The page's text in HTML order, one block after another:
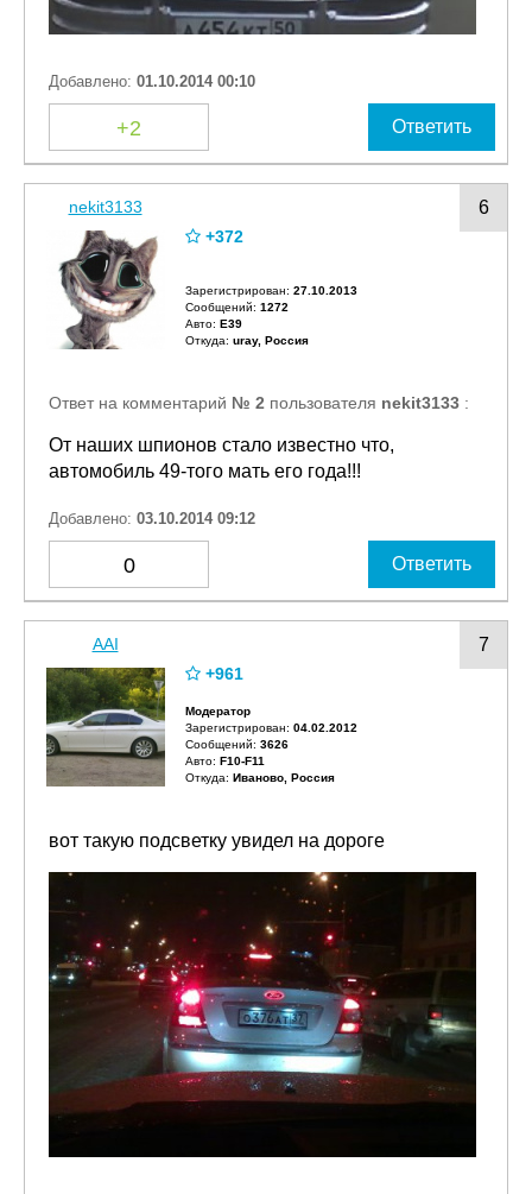
Добавлено: 01.10.2014 00:10
+2 Ответить
6
nekit3133
+372
Зарегистрирован: 27.10.2013
Сообщений: 1272
Авто: E39
Откуда: uray, Россия
Ответ на комментарий № 2 пользователя nekit3133 :
От наших шпионов стало известно что,
автомобиль 49-того мать его года!!!
Добавлено: 03.10.2014 09:12
0 Ответить
7
AAI
+961
Модератор
Зарегистрирован: 04.02.2012
Сообщений: 3626
Авто: F10-F11
Откуда: Иваново, Россия
вот такую подсветку увидел на дороге